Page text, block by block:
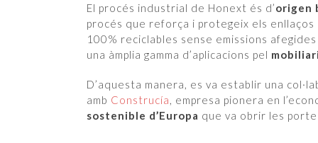
El procés industrial de Honext és d’origen
procés que reforça i protegeix els
100% reciclables sense emissions
una àmplia gamma d’aplicacions pel
D’aquesta manera, es va establir una
amb Construcía, empresa pionera en
sostenible d’Europa que va obrir les